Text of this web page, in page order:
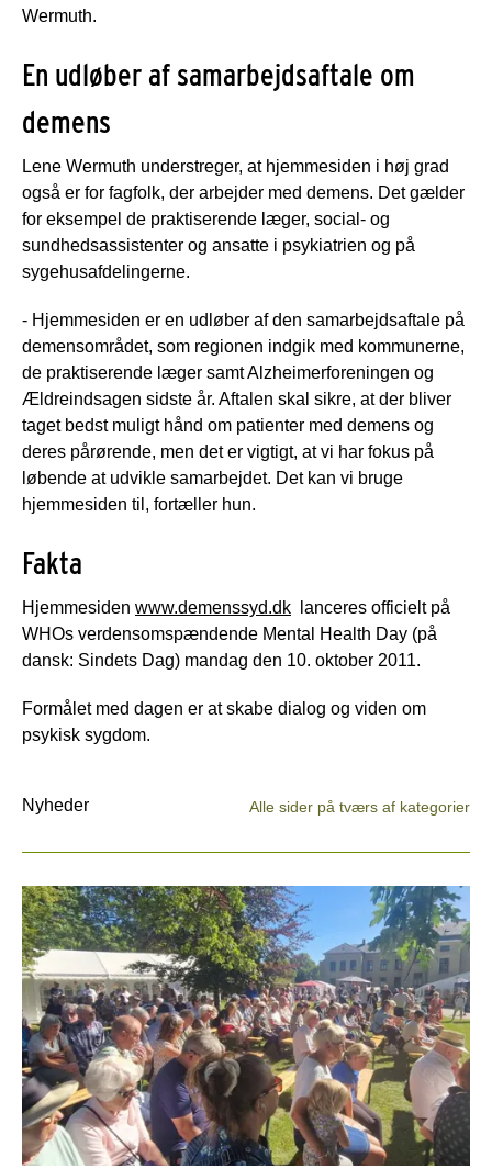
Wermuth.
En udløber af samarbejdsaftale om
demens
Lene Wermuth understreger, at hjemmesiden i høj grad
også er for fagfolk, der arbejder med demens. Det gælder
for eksempel de praktiserende læger, social- og
sundhedsassistenter og ansatte i psykiatrien og på
sygehusafdelingerne.
- Hjemmesiden er en udløber af den samarbejdsaftale på
demensområdet, som regionen indgik med kommunerne,
de praktiserende læger samt Alzheimerforeningen og
Ældreindsagen sidste år. Aftalen skal sikre, at der bliver
taget bedst muligt hånd om patienter med demens og
deres pårørende, men det er vigtigt, at vi har fokus på
løbende at udvikle samarbejdet. Det kan vi bruge
hjemmesiden til, fortæller hun.
Fakta
Hjemmesiden www.demenssyd.dk lanceres officielt på
WHOs verdensomspændende Mental Health Day (på
dansk: Sindets Dag) mandag den 10. oktober 2011.
Formålet med dagen er at skabe dialog og viden om
psykisk sygdom.
Nyheder Alle sider på tværs af kategorier